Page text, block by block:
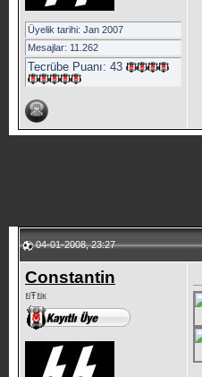
Üyelik tarihi: Jan 2007
Mesajlar: 11.262
Tecrübe Puanı: 43
04-01-2008, 23:27
Constantin
ยŦยк